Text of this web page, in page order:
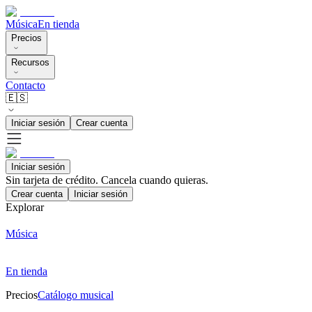
MúsicaEn tienda
Precios
Recursos
Contacto
🇪🇸
Iniciar sesión Crear cuenta
Iniciar sesión
Sin tarjeta de crédito. Cancela cuando quieras.
Crear cuenta Iniciar sesión
Explorar
Música
En tienda
PreciosCatálogo musical